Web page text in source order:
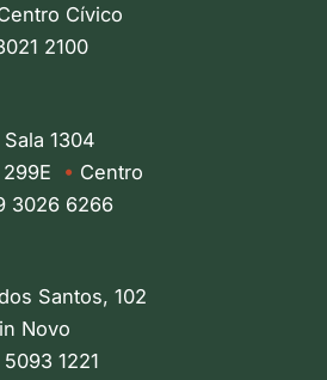
Cívico
2100
1304
• Centro
3026 6266
Santos, 102
Novo
1221